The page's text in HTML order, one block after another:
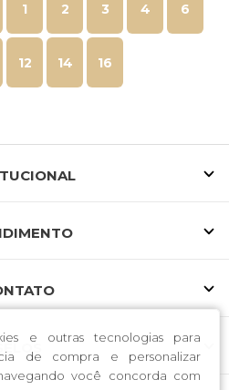
e outras tecnologias para
de compra e personalizar
você concorda com
1 2 3 4 6
12 14 16